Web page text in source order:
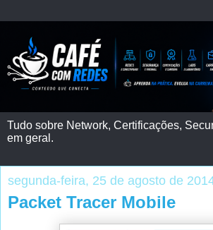
Tudo sobre Network, Certificações,
em geral.
segunda-feira, 25 de agosto de
Packet Tracer Mobile